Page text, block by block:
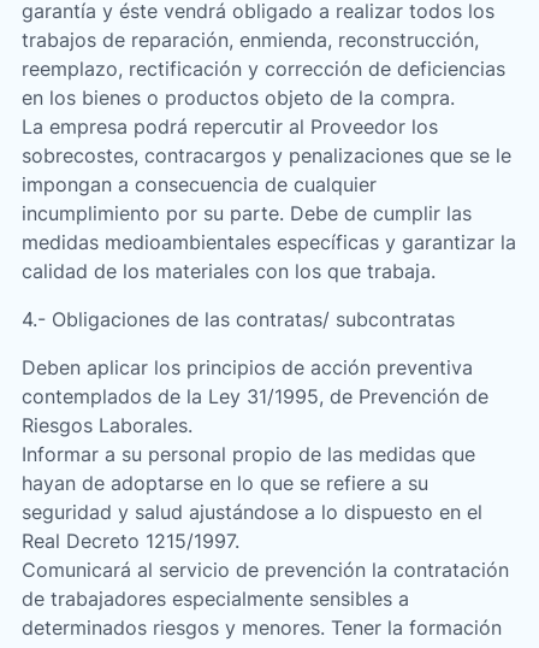
garantía y éste vendrá obligado a realizar todos los
trabajos de reparación, enmienda, reconstrucción,
reemplazo, rectificación y corrección de deficiencias
en los bienes o productos objeto de la compra.
La empresa podrá repercutir al Proveedor los
sobrecostes, contracargos y penalizaciones que se le
impongan a consecuencia de cualquier
incumplimiento por su parte. Debe de cumplir las
medidas medioambientales específicas y garantizar la
calidad de los materiales con los que trabaja.
4.- Obligaciones de las contratas/ subcontratas
Deben aplicar los principios de acción preventiva
contemplados de la Ley 31/1995, de Prevención de
Riesgos Laborales.
Informar a su personal propio de las medidas que
hayan de adoptarse en lo que se refiere a su
seguridad y salud ajustándose a lo dispuesto en el
Real Decreto 1215/1997.
Comunicará al servicio de prevención la contratación
de trabajadores especialmente sensibles a
determinados riesgos y menores. Tener la formación